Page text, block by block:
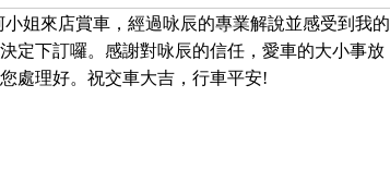
小姐來店賞車，經過咏辰的專業解說並感受到我的
定下訂囉。感謝對咏辰的信任，愛車的大小事放
處理好。祝交車大吉，行車平安!